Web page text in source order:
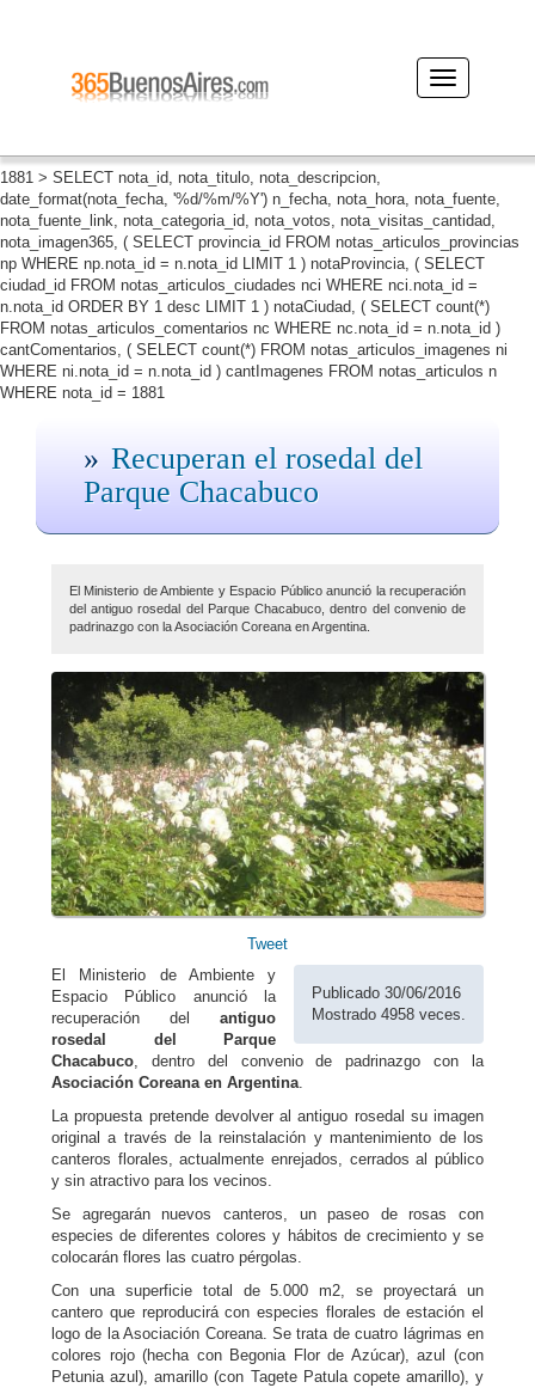
1881 > SELECT nota_id, nota_titulo, nota_descripcion,
date_format(nota_fecha, '%d/%m/%Y') n_fecha, nota_hora, nota_fuente,
nota_fuente_link, nota_categoria_id, nota_votos, nota_visitas_cantidad,
nota_imagen365, ( SELECT provincia_id FROM notas_articulos_provincias
np WHERE np.nota_id = n.nota_id LIMIT 1 ) notaProvincia, ( SELECT
ciudad_id FROM notas_articulos_ciudades nci WHERE nci.nota_id =
n.nota_id ORDER BY 1 desc LIMIT 1 ) notaCiudad, ( SELECT count(*)
FROM notas_articulos_comentarios nc WHERE nc.nota_id = n.nota_id )
cantComentarios, ( SELECT count(*) FROM notas_articulos_imagenes ni
WHERE ni.nota_id = n.nota_id ) cantImagenes FROM notas_articulos n
WHERE nota_id = 1881
Desplegar
navegación
Recuperan el rosedal del
Parque Chacabuco
El Ministerio de Ambiente y Espacio Público anunció la recuperación
del antiguo rosedal del Parque Chacabuco, dentro del convenio de
padrinazgo con la Asociación Coreana en Argentina.
Tweet
Publicado 30/06/2016
Mostrado 4958 veces.
El Ministerio de Ambiente y
Espacio Público anunció la
recuperación del antiguo
rosedal del Parque
Chacabuco, dentro del convenio de padrinazgo con la
Asociación Coreana en Argentina.
La propuesta pretende devolver al antiguo rosedal su imagen
original a través de la reinstalación y mantenimiento de los
canteros florales, actualmente enrejados, cerrados al público
y sin atractivo para los vecinos.
Se agregarán nuevos canteros, un paseo de rosas con
especies de diferentes colores y hábitos de crecimiento y se
colocarán flores las cuatro pérgolas.
Con una superficie total de 5.000 m2, se proyectará un
cantero que reproducirá con especies florales de estación el
logo de la Asociación Coreana. Se trata de cuatro lágrimas en
colores rojo (hecha con Begonia Flor de Azúcar), azul (con
Petunia azul), amarillo (con Tagete Patula copete amarillo), y